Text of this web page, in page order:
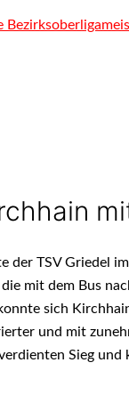
der TSV Griedel
die mit dem Bus
sich
und mit
Sieg